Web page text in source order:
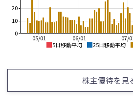
5日移動平均 25日移動平均
07/
06/01
05/01
0
10
20
株主優待を見